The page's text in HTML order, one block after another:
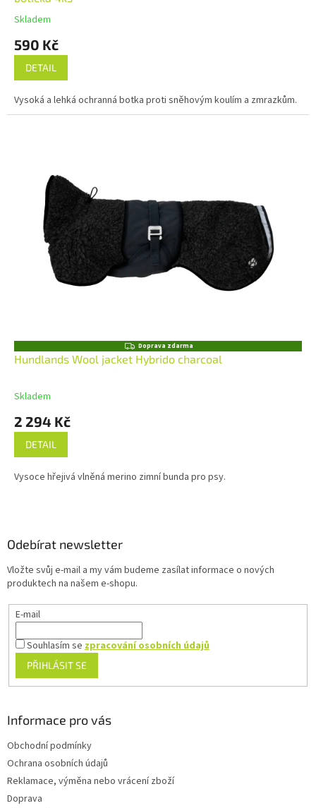
Skladem
590 Kč
DETAIL
Vysoká a lehká ochranná botka proti sněhovým koulím a zmrazkům.
Z
D
A
Doprava zdarma
Hundlands Wool jacket Hybrido charcoal
Skladem
2 294 Kč
DETAIL
Vysoce hřejivá vlněná merino zimní bunda pro psy.
Odebírat newsletter
Vložte svůj e-mail a my vám budeme zasílat informace o nových
produktech na našem e-shopu.
E-mail
Souhlasím sezpracování osobních údajů
PŘIHLÁSIT SE
Informace pro vás
Obchodní podmínky
Ochrana osobních údajů
Reklamace, výměna nebo vrácení zboží
Doprava